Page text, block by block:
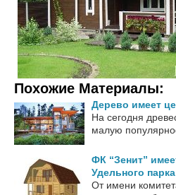
Похожие Материалы:
Дерево имеет
На сегодня
малую
ФК “Зенит”
Удельного парка
От имени